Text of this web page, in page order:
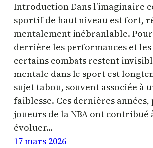
Introduction Dans l’imaginaire
sportif de haut niveau est fort,
mentalement inébranlable.
derrière les performances et
certains combats restent
mentale dans le sport est
sujet tabou, souvent associée à
faiblesse. Ces dernières
joueurs de la NBA ont contribué
évoluer…
17 mars 2026